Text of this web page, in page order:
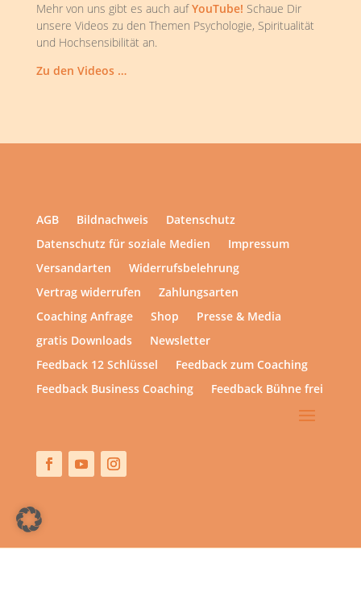
Mehr von uns gibt es auch aufYouTube! Schaue Dir
unsere Videos zu den Themen Psychologie, Spiritualität
und Hochsensibilität an.
Zu den Videos …
AGB Bildnachweis
Datenschutz
Datenschutz für soziale Medien
Impressum
Versandarten
Widerrufsbelehrung
Vertrag widerrufen
Zahlungsarten
Coaching Anfrage
Shop
Presse & Media
gratis Downloads
Newsletter
Feedback 12 Schlüssel
Feedback zum Coaching
Feedback Business Coaching
Feedback Bühne frei